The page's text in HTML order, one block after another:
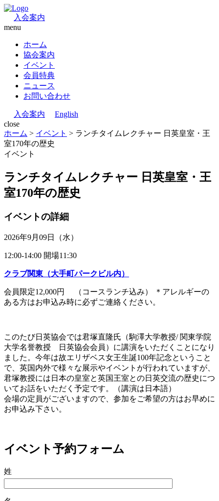
入会案内
menu
ホーム
協会案内
イベント
会員特典
ニュース
お問い合わせ
入会案内
English
close
ホーム > イベント > ランチタイムレクチャー 日英皇室・王
室170年の歴史
イベント
ランチタイムレクチャー 日英皇室・王
室170年の歴史
イベントの詳細
2026年9月09日（水）
12:00-14:00 開場11:30
クラブ関東（大手町パークビル内）
会員限定12,000円 （コースランチ込み） ＊アレルギーの
ある方はお申込み時に必ずご連絡ください。
このたび日英協会では君塚直隆氏（駒澤大学教授/ 関東学院
大学名誉教授 日英協会会員）に講演をいただくことになり
ました。今年は故エリザベス女王生誕100年記念ということ
で、英国内外で様々な展示やイベントが行われていますが、
君塚教授には日本の皇室と英国王室との日英交流の歴史につ
いてお話をいただく予定です。（講演は日本語）
会場の定員がございますので、参加をご希望の方はお早めに
お申込み下さい。
イベント予約フォーム
姓